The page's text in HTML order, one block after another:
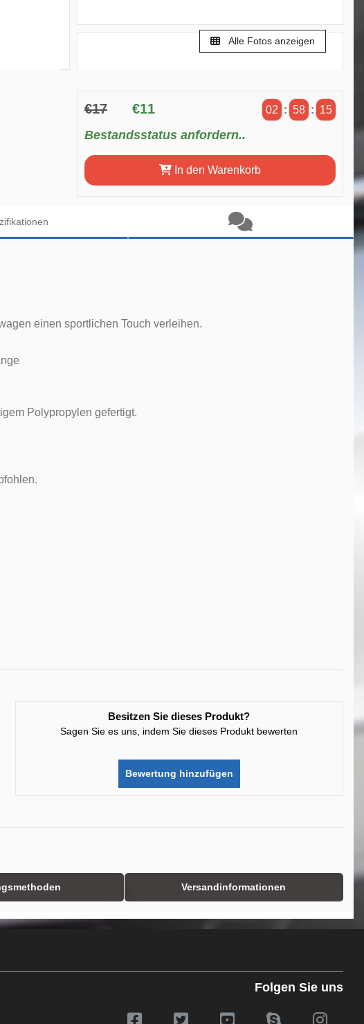
Alle Fotos anzeigen
€17 €11 02 : 58 : 14
Bestandsstatus anfordern..
In den Warenkorb
einen sportlichen Touch verleihen.
Polypropylen gefertigt.
Besitzen Sie dieses Produkt?
Sagen Sie es uns, indem Sie dieses Produkt bewerten
Bewertung hinzufügen
Versandinformationen
Folgen Sie uns